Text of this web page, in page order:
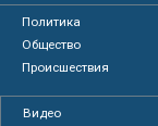
Политика
Общество
Происшествия
Видео